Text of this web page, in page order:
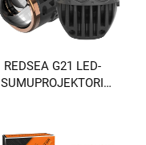
REDSEA G21 LED-
SUMUPROJEKTORI